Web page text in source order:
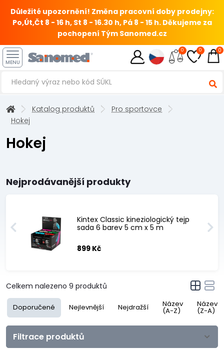
Důležité upozornění! Změna pracovní doby prodejny:
Po,Út,Čt 8 - 16 h, St 8 - 16.30 h, Pá 8 - 15 h. Děkujeme za
pochopení Tým Sanomed.cz
MENU
0 0 0
Katalog produktů
Pro sportovce
Hokej
Hokej
Nejprodávanější produkty
Kintex Classic kineziologický tejp
sada 6 barev 5 cm x 5 m
899 Kč
Celkem nalezeno 9 produktů
Doporučené Nejlevnější Nejdražší Název
(A-Z)
Název
(Z-A)
Filtrace produktů